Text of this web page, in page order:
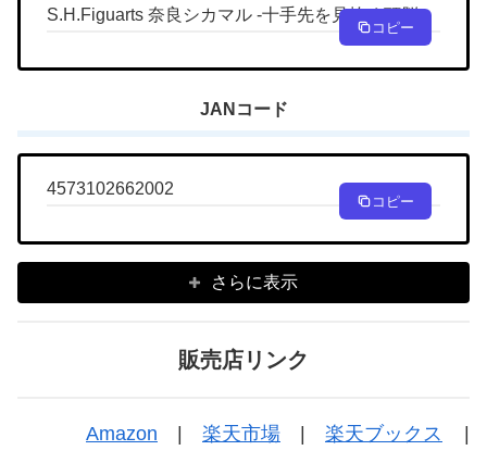
S.H.Figuarts 奈良シカマル -十手先を見抜く頭脳-
コピー
JANコード
4573102662002
コピー
さらに表示
販売店リンク
Amazon | 楽天市場 | 楽天ブックス |